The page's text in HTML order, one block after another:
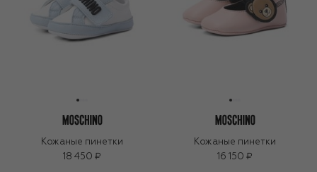
Кожаные пинетки
18 450 ₽
Кожаные пинетки
16 150 ₽